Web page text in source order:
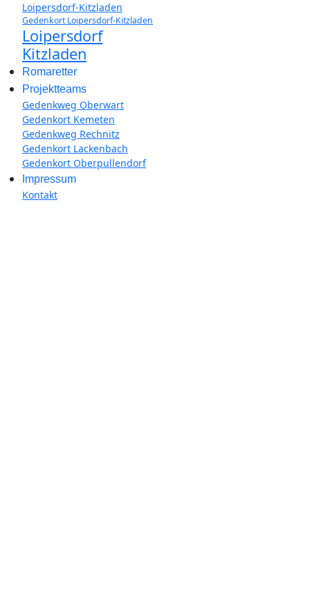
Loipersdorf-Kitzladen
Gedenkort Loipersdorf-Kitzladen
Loipersdorf
Kitzladen
Romaretter
Projektteams
Gedenkweg Oberwart
Gedenkort Kemeten
Gedenkweg Rechnitz
Gedenkort Lackenbach
Gedenkort Oberpullendorf
Impressum
Kontakt